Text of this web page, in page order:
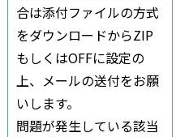
合は添付ファイルの方式
をダウンロードからZIP
もしくはOFFに設定の
上、メールの送付をお願
いします。
問題が発生している該当